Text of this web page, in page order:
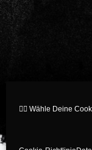
👉🏻 Wähle Deine